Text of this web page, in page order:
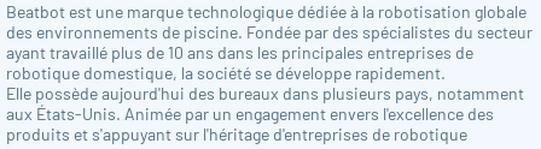
Beatbot est une marque technologique dédiée à la robotisation globale
des environnements de piscine. Fondée par des spécialistes du secteur
ayant travaillé plus de 10 ans dans les principales entreprises de
robotique domestique, la société se développe rapidement.
Elle possède aujourd'hui des bureaux dans plusieurs pays, notamment
aux États-Unis. Animée par un engagement envers l'excellence des
produits et s'appuyant sur l'héritage d'entreprises de robotique